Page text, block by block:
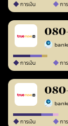
การเงิน กา
การเงิน กา
การเงิน กา